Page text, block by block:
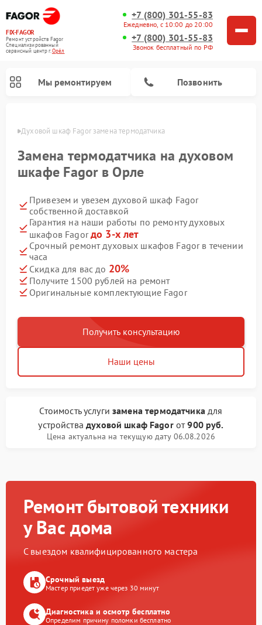
FIX-FAGOR
Ремонт устройств Fagor
Специализированный
cервисный центр г.Орёл
+7 (800) 301-55-83
Ежедневно, с 10:00 до 20:00
+7 (800) 301-55-83
Звонок бесплатный по РФ
Мы ремонтируем Позвонить
Духовой шкаф Fagor замена термодатчика
Замена термодатчика на духовом
шкафе Fagor в Орле
Привезем и увезем духовой шкаф Fagor
собственной доставкой
Гарантия на наши работы по ремонту духовых
шкафов Fagorдо 3-х лет
Срочный ремонт духовых шкафов Fagor в течении
часа
Скидка для вас до 20%
Получите 1500 рублей на ремонт
Оригинальные комплектующие Fagor
Получить консультацию
Наши цены
Стоимость услугизамена термодатчикадля
устройствадуховой шкаф Fagorот900 руб.
Цена актуальна на текущую дату 06.08.2026
Ремонт бытовой техники
у Вас дома
С выездом квалифицированного мастера
Срочный выезд
Мастер приедет уже через 30 минут
Диагностика и осмотр бесплатно
Определим причину поломки бесплатно